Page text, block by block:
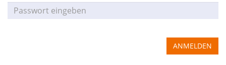
ANMELDEN